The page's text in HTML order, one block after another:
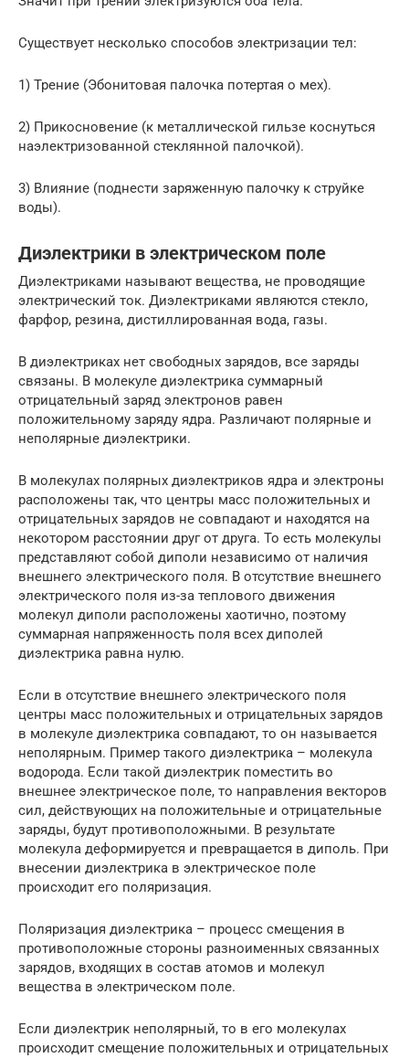
Существует несколько способов электризации тел:
1) Трение (Эбонитовая палочка потертая о мех).
2) Прикосновение (к металлической гильзе коснуться
наэлектризованной стеклянной палочкой).
3) Влияние (поднести заряженную палочку к струйке
воды).
Диэлектрики в электрическом поле
Диэлектриками называют вещества, не проводящие
электрический ток. Диэлектриками являются стекло,
фарфор, резина, дистиллированная вода, газы.
В диэлектриках нет свободных зарядов, все заряды
связаны. В молекуле диэлектрика суммарный
отрицательный заряд электронов равен
положительному заряду ядра. Различают полярные и
неполярные диэлектрики.
В молекулах полярных диэлектриков ядра и электроны
расположены так, что центры масс положительных и
отрицательных зарядов не совпадают и находятся на
некотором расстоянии друг от друга. То есть молекулы
представляют собой диполи независимо от наличия
внешнего электрического поля. В отсутствие внешнего
электрического поля из-за теплового движения
молекул диполи расположены хаотично, поэтому
суммарная напряженность поля всех диполей
диэлектрика равна нулю.
Если в отсутствие внешнего электрического поля
центры масс положительных и отрицательных зарядов
в молекуле диэлектрика совпадают, то он называется
неполярным. Пример такого диэлектрика – молекула
водорода. Если такой диэлектрик поместить во
внешнее электрическое поле, то направления векторов
сил, действующих на положительные и отрицательные
заряды, будут противоположными. В результате
молекула деформируется и превращается в диполь. При
внесении диэлектрика в электрическое поле
происходит его поляризация.
Поляризация диэлектрика – процесс смещения в
противоположные стороны разноименных связанных
зарядов, входящих в состав атомов и молекул
вещества в электрическом поле.
Если диэлектрик неполярный, то в его молекулах
происходит смещение положительных и отрицательных